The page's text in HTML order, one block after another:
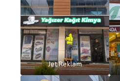
Jet Reklam